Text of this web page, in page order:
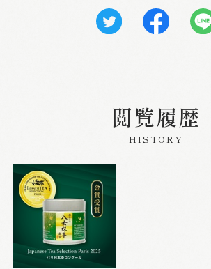
閲覧履歴
HISTORY